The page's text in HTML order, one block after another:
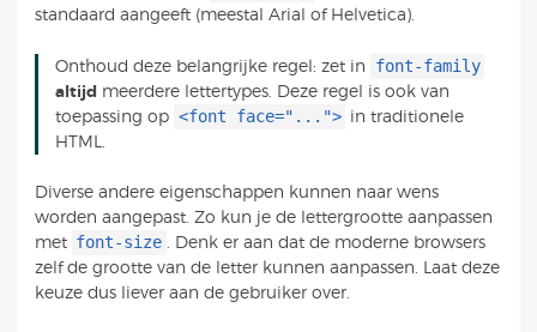
standaard aangeeft (meestal Arial of Helvetica).
Onthoud deze belangrijke regel: zet in font-family
altijd meerdere lettertypes. Deze regel is ook van
toepassing op <font face="..."> in traditionele
HTML.
Diverse andere eigenschappen kunnen naar wens
worden aangepast. Zo kun je de lettergrootte aanpassen
met font-size . Denk er aan dat de moderne browsers
zelf de grootte van de letter kunnen aanpassen. Laat deze
keuze dus liever aan de gebruiker over.